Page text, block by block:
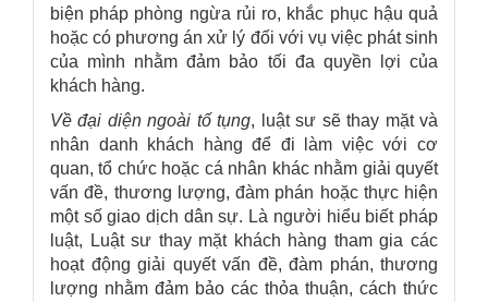
biện pháp phòng ngừa rủi ro, khắc phục hậu quả
hoặc có phương án xử lý đối với vụ việc phát sinh
của mình nhằm đảm bảo tối đa quyền lợi của
khách hàng.
Về đại diện ngoài tố tụng, luật sư sẽ thay mặt và
nhân danh khách hàng để đi làm việc với cơ
quan, tổ chức hoặc cá nhân khác nhằm giải quyết
vấn đề, thương lượng, đàm phán hoặc thực hiện
một số giao dịch dân sự. Là người hiểu biết pháp
luật, Luật sư thay mặt khách hàng tham gia các
hoạt động giải quyết vấn đề, đàm phán, thương
lượng nhằm đảm bảo các thỏa thuận, cách thức